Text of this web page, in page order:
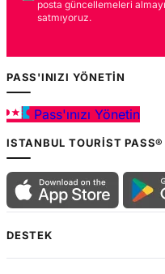
posta güncellemeleri
satmıyoruz.
PASS'INIZI YÖNETIN
Pass'ınızı Yönetin
ISTANBUL TOURIST
DESTEK